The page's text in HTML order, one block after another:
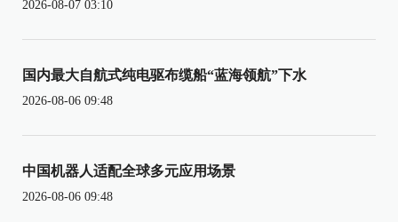
2026-08-07 03:10
国内最大自航式纯电驱布缆船“蓝海领航”下水
2026-08-06 09:48
中国机器人适配全球多元应用场景
2026-08-06 09:48